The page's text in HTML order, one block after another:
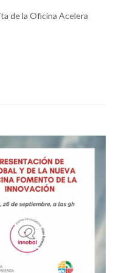
de la Oficina Acelera